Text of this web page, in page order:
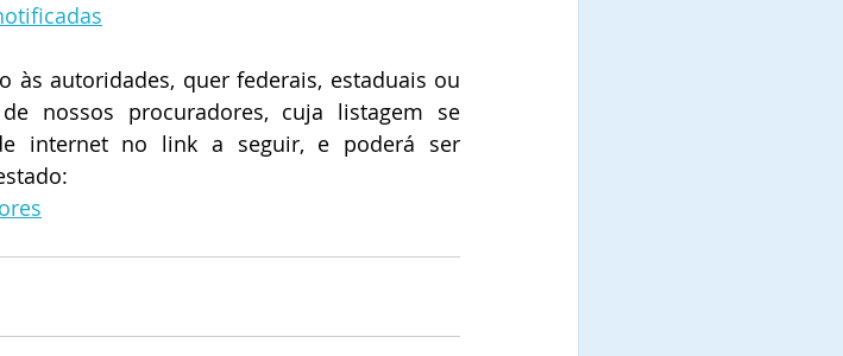
às autoridades, quer federais, estaduais ou
nossos procuradores, cuja listagem se
internet no link a seguir, e poderá ser